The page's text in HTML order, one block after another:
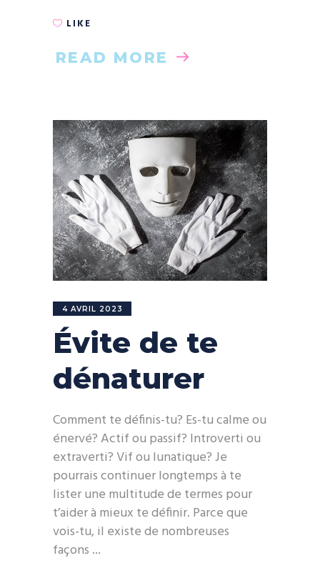
LIKE
READ MORE
4 AVRIL 2023
Évite de te
dénaturer
Comment te définis-tu? Es-tu calme ou
énervé? Actif ou passif? Introverti ou
extraverti? Vif ou lunatique? Je
pourrais continuer longtemps à te
lister une multitude de termes pour
t’aider à mieux te définir. Parce que
vois-tu, il existe de nombreuses
façons